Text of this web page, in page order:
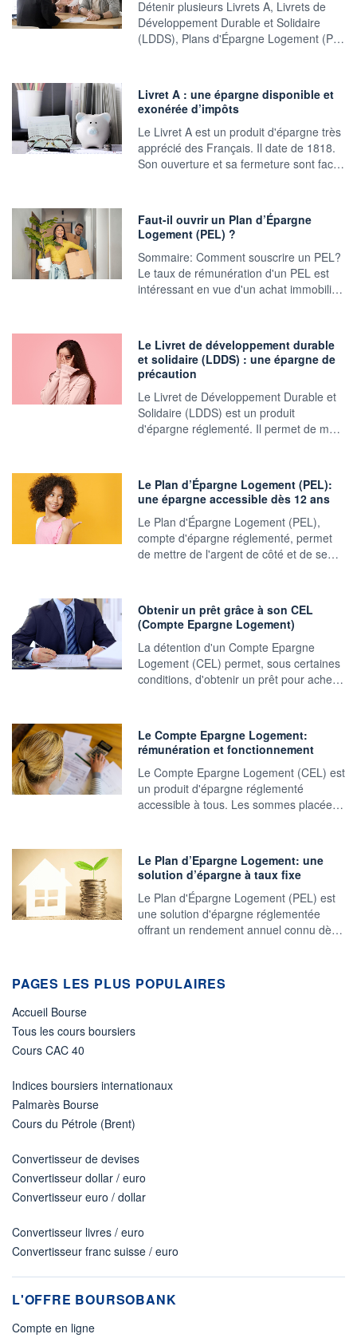
Détenir plusieurs Livrets A, Livrets de
Développement Durable et Solidaire
(LDDS), Plans d'Épargne Logement (P…
Livret A : une épargne disponible et
exonérée d’impôts
Le Livret A est un produit d'épargne très
apprécié des Français. Il date de 1818.
Son ouverture et sa fermeture sont fac…
Faut-il ouvrir un Plan d’Épargne
Logement (PEL) ?
Sommaire: Comment souscrire un PEL?
Le taux de rémunération d'un PEL est
intéressant en vue d'un achat immobili…
Le Livret de développement durable
et solidaire (LDDS) : une épargne de
précaution
Le Livret de Développement Durable et
Solidaire (LDDS) est un produit
d'épargne réglementé. Il permet de m…
Le Plan d’Épargne Logement (PEL):
une épargne accessible dès 12 ans
Le Plan d'Épargne Logement (PEL),
compte d'épargne réglementé, permet
de mettre de l'argent de côté et de se…
Obtenir un prêt grâce à son CEL
(Compte Epargne Logement)
La détention d'un Compte Epargne
Logement (CEL) permet, sous certaines
conditions, d'obtenir un prêt pour ache…
Le Compte Epargne Logement:
rémunération et fonctionnement
Le Compte Epargne Logement (CEL) est
un produit d'épargne réglementé
accessible à tous. Les sommes placée…
Le Plan d’Epargne Logement: une
solution d’épargne à taux fixe
Le Plan d'Épargne Logement (PEL) est
une solution d'épargne réglementée
offrant un rendement annuel connu dè…
PAGES LES PLUS POPULAIRES
Accueil Bourse
Tous les cours boursiers
Cours CAC 40
Indices boursiers internationaux
Palmarès Bourse
Cours du Pétrole (Brent)
Convertisseur de devises
Convertisseur dollar / euro
Convertisseur euro / dollar
Convertisseur livres / euro
Convertisseur franc suisse / euro
L'OFFRE BOURSOBANK
Compte en ligne